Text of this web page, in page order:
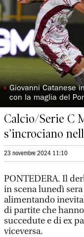
◗ Giovanni Catanese
con la maglia del
Calcio/Serie C
s’incrociano
23 novembre 2024 11:10
PONTEDERA. Il
in scena lunedì
alimentando
di partite che
succedute e di ex
viceversa.